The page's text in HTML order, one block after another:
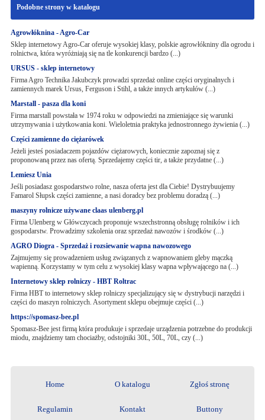
Podobne strony w katalogu
Agrowłóknina - Agro-Car
Sklep internetowy Agro-Car oferuje wysokiej klasy, polskie agrowłókniny dla ogrodu i
rolnictwa, która wyróżniają się na tle konkurencji bardzo (...)
URSUS - sklep internetowy
Firma Agro Technika Jakubczyk prowadzi sprzedaż online części oryginalnych i
zamiennych marek Ursus, Ferguson i Stihl, a także innych artykułów (...)
Marstall - pasza dla koni
Firma marstall powstała w 1974 roku w odpowiedzi na zmieniające się warunki
utrzymywania i użytkowania koni. Wieloletnia praktyka jednostronnego żywienia (...)
Części zamienne do ciężarówek
Jeżeli jesteś posiadaczem pojazdów ciężarowych, koniecznie zapoznaj się z
proponowaną przez nas ofertą. Sprzedajemy części tir, a także przydatne (...)
Lemiesz Unia
Jeśli posiadasz gospodarstwo rolne, nasza oferta jest dla Ciebie! Dystrybuujemy
Famarol Słupsk części zamienne, a nasi doradcy bez problemu doradzą (...)
maszyny rolnicze używane claas ulenberg.pl
Firma Ulenberg w Główczycach proponuje wszechstronną obsługę rolników i ich
gospodarstw. Prowadzimy szkolenia oraz sprzedaż nawozów i środków (...)
AGRO Diogra - Sprzedaż i rozsiewanie wapna nawozowego
Zajmujemy się prowadzeniem usług związanych z wapnowaniem gleby mączką
wapienną. Korzystamy w tym celu z wysokiej klasy wapna wpływającego na (...)
Internetowy sklep rolniczy - HBT Roltrac
Firma HBT to internetowy sklep rolniczy specjalizujący się w dystrybucji narzędzi i
części do maszyn rolniczych. Asortyment sklepu obejmuje części (...)
https://spomasz-bee.pl
Spomasz-Bee jest firmą która produkuje i sprzedaje urządzenia potrzebne do produkcji
miodu, znajdziemy tam chociażby, odstojniki 30L, 50L, 70L, czy (...)
Home O katalogu Zgłoś stronę
Regulamin Kontakt Buttony